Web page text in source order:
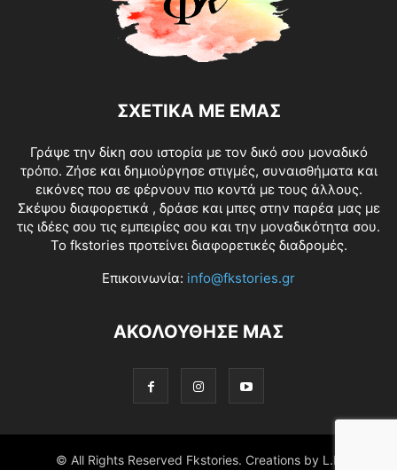
ΣΧΕΤΙΚΑ ΜΕ ΕΜΑΣ
Γράψε την δίκη σου ιστορία με τον δικό σου μοναδικό
τρόπο. Ζήσε και δημιούργησε στιγμές, συναισθήματα και
εικόνες που σε φέρνουν πιο κοντά με τους άλλους.
Σκέψου διαφορετικά , δράσε και μπες στην παρέα μας με
τις ιδέες σου τις εμπειρίες σου και την μοναδικότητα σου.
Το fkstories προτείνει διαφορετικές διαδρομές.
Επικοινωνία: info@fkstories.gr
ΑΚΟΛΟΥΘΗΣΕ ΜΑΣ
© All Rights Reserved Fkstories. Creations by L.K